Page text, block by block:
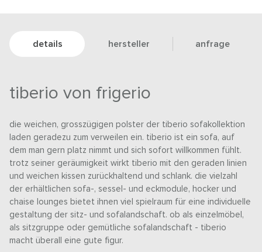
details hersteller anfrage
tiberio von frigerio
die weichen, grosszügigen polster der tiberio sofakollektion
laden geradezu zum verweilen ein. tiberio ist ein sofa, auf
dem man gern platz nimmt und sich sofort willkommen fühlt.
trotz seiner geräumigkeit wirkt tiberio mit den geraden linien
und weichen kissen zurückhaltend und schlank. die vielzahl
der erhältlichen sofa-, sessel- und eckmodule, hocker und
chaise lounges bietet ihnen viel spielraum für eine individuelle
gestaltung der sitz- und sofalandschaft. ob als einzelmöbel,
als sitzgruppe oder gemütliche sofalandschaft - tiberio
macht überall eine gute figur.